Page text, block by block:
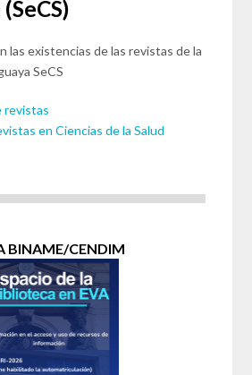
las existencias de las revistas de la
SeCS
revistas
en Ciencias de la Salud
BINAME/CENDIM